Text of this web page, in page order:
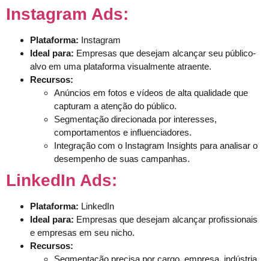
Instagram Ads:
Plataforma: Instagram
Ideal para: Empresas que desejam alcançar seu público-
alvo em uma plataforma visualmente atraente.
Recursos:
Anúncios em fotos e vídeos de alta qualidade que
capturam a atenção do público.
Segmentação direcionada por interesses,
comportamentos e influenciadores.
Integração com o Instagram Insights para analisar o
desempenho de suas campanhas.
LinkedIn Ads:
Plataforma: LinkedIn
Ideal para: Empresas que desejam alcançar profissionais
e empresas em seu nicho.
Recursos:
Segmentação precisa por cargo, empresa, indústria,